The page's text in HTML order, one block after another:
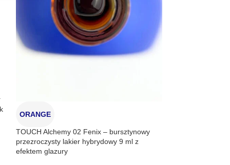
ORANGE
TOUCH Alchemy 02 Fenix – bursztynowy
przezroczysty lakier hybrydowy 9 ml z
efektem glazury